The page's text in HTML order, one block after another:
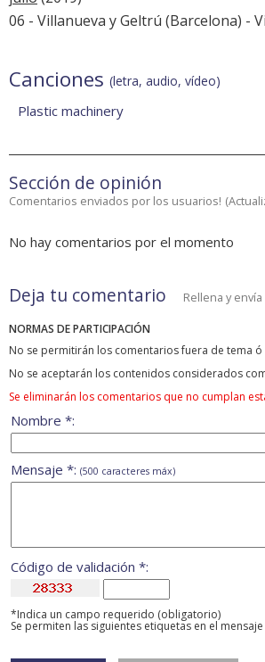
06 - Villanueva y Geltrú (Barcelona) -
Canciones (letra, audio, vídeo)
Plastic machinery
Sección de opinión
Comentarios enviados por los usuarios! (
No hay comentarios por el momento
Deja tu comentario Rellena y
NORMAS DE PARTICIPACIÓN
No se permitirán los comentarios fuera de tema
No se aceptarán los contenidos considerados
Se eliminarán los comentarios que no cumplan
Nombre *:
Mensaje *: (500 caracteres máx)
Código de validación *:
*Indica un campo requerido (obligatorio)
Se permiten las siguientes etiquetas en el